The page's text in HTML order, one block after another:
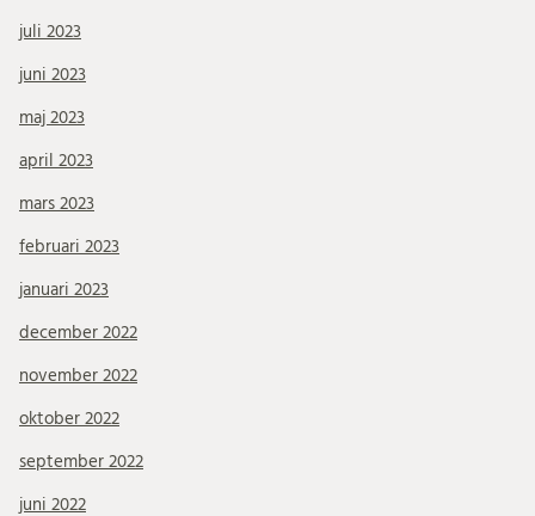
juli 2023
juni 2023
maj 2023
april 2023
mars 2023
februari 2023
januari 2023
december 2022
november 2022
oktober 2022
september 2022
juni 2022